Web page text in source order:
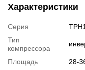
Характеристики
Серия
Тип
компрессора
Площадь
28-